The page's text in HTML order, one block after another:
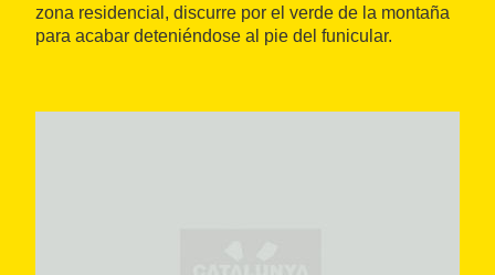
zona residencial, discurre por el verde de la montaña
para acabar deteniéndose al pie del funicular.